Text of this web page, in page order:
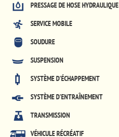
PRESSAGE DE HOSE HYDRAULIQUE
SERVICE MOBILE
SOUDURE
SUSPENSION
SYSTÈME D'ÉCHAPPEMENT
SYSTÈME D'ENTRAÎNEMENT
TRANSMISSION
VÉHICULE RÉCRÉATIF